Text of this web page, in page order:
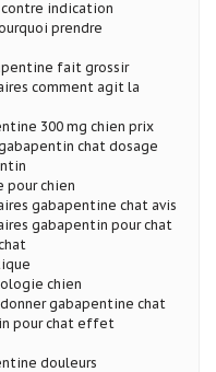
indication
prendre
fait grossir
comment agit la
300 mg chien prix
chat dosage
pour chien
gabapentine chat avis
gabapentin pour chat
chien
gabapentine chat
pour chat effet
douleurs